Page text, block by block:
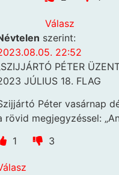
Válasz
szerint:
22:52
PÉTER
JÚLIUS 18. FLAG
Péter vasárnap
rövid megjegyzéssel:
1
3